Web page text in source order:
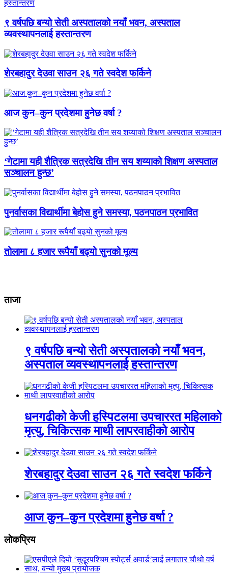
९ वर्षपछि बन्यो सेती अस्पतालको नयाँ भवन, अस्पताल
व्यवस्थापनलाई हस्तान्तरण
शेरबहादुर देउवा साउन २६ गते स्वदेश फर्किने
आज कुन–कुन प्रदेशमा हुनेछ वर्षा ?
‘गेटामा यही शैत्रिक सत्रदेखि तीन सय शय्याको शिक्षण अस्पताल
सञ्चालन हुन्छ’
पुनर्वासका विद्यार्थीमा बेहोस हुने समस्या, पठनपाठन प्रभावित
तोलामा ८ हजार रूपैयाँ बढ्यो सुनको मूल्य
ताजा
९ वर्षपछि बन्यो सेती अस्पतालको नयाँ भवन,
अस्पताल व्यवस्थापनलाई हस्तान्तरण
धनगढीको केजी हस्पिटलमा उपचाररत महिलाको
मृत्यु, चिकित्सक माथी लापरवाहीको आरोप
शेरबहादुर देउवा साउन २६ गते स्वदेश फर्किने
आज कुन–कुन प्रदेशमा हुनेछ वर्षा ?
लाेकप्रिय